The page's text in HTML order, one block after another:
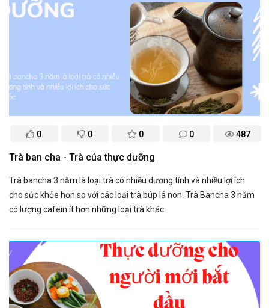
0 0 0 0 487
Trà ban cha - Trà của thực dưỡng
Trà bancha 3 năm là loại trà có nhiều dương tính và nhiều lợi ích
cho sức khỏe hơn so với các loại trà búp lá non. Trà Bancha 3 năm
có lượng cafein ít hơn những loại trà khác